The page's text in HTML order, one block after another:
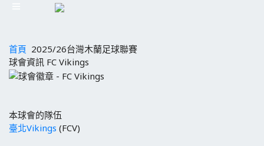
首頁 2025/26台灣木蘭足球聯賽
球會資訊 FC Vikings
本球會的隊伍
臺北Vikings (FCV)